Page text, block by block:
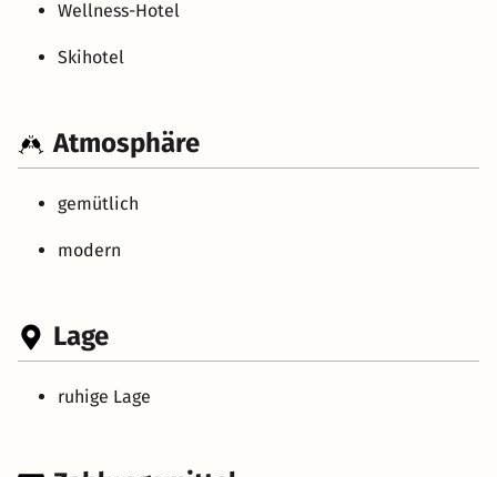
Wellness-Hotel
Skihotel
Atmosphäre
gemütlich
modern
Lage
ruhige Lage